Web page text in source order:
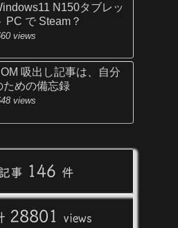
N150タブレッ
PC で Steam？
views
吸出し記事は、自分
ための備忘録
views
事 146 件
28801 views